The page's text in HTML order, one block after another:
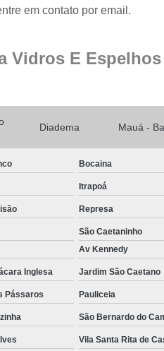
em contato por email.
Vidros E
Diadema Mauá -
Bocaina
Itrapoá
Represa
São Caetaninho
Av Kennedy
Inglesa Jardim São Caetano
Pássaros Pauliceia
São Bernardo do
Vila Santa Rita de